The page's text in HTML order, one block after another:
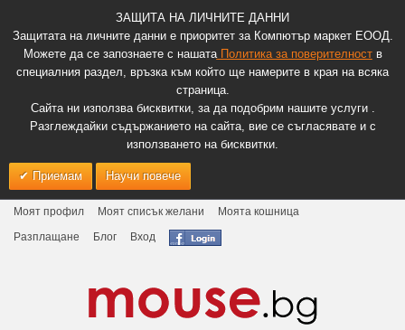
ЗАЩИТА НА ЛИЧНИТЕ ДАННИ
Защитата на личните данни е приоритет за Компютър маркет ЕООД.
Можете да се запознаете с нашатаПолитика за поверителноств
специалния раздел, връзка към който ще намерите в края на всяка
страница.
Сайта ни използва бисквитки, за да подобрим нашите услуги .
Разглеждайки съдържанието на сайта, вие се съгласявате и с
използването на бисквитки.
Приемам Научи повече
Моят профил Моят списък желани
Моята кошница
Разплащане
Блог Вход